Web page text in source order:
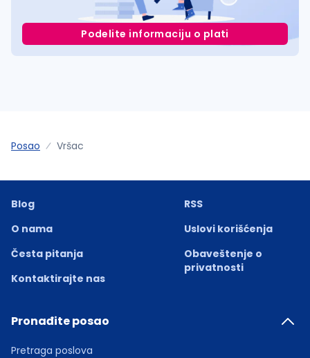
Podelite informaciju o plati
Posao Vršac
Blog
O nama
Česta pitanja
Kontaktirajte nas
RSS
Uslovi korišćenja
Obaveštenje o
privatnosti
Pronađite posao
Pretraga poslova